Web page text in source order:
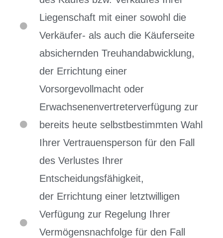
Liegenschaft mit einer sowohl die
Verkäufer- als auch die Käuferseite
absichernden Treuhandabwicklung,
der Errichtung einer
Vorsorgevollmacht oder
Erwachsenenvertreterverfügung zur
bereits heute selbstbestimmten Wahl
Ihrer Vertrauensperson für den Fall
des Verlustes Ihrer
Entscheidungsfähigkeit,
der Errichtung einer letztwilligen
Verfügung zur Regelung Ihrer
Vermögensnachfolge für den Fall